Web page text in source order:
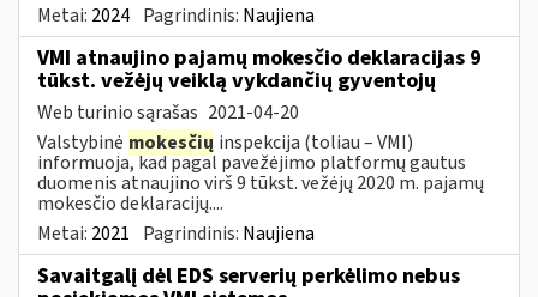
Metai: 2024 Pagrindinis: Naujiena
VMI atnaujino pajamų mokesčio deklaracijas 9
tūkst. vežėjų veiklą vykdančių gyventojų
Web turinio sąrašas 2021-04-20
Valstybinė mokesčių inspekcija (toliau – VMI)
informuoja, kad pagal pavežėjimo platformų gautus
duomenis atnaujino virš 9 tūkst. vežėjų 2020 m. pajamų
mokesčio deklaracijų....
Metai: 2021 Pagrindinis: Naujiena
Savaitgalį dėl EDS serverių perkėlimo nebus